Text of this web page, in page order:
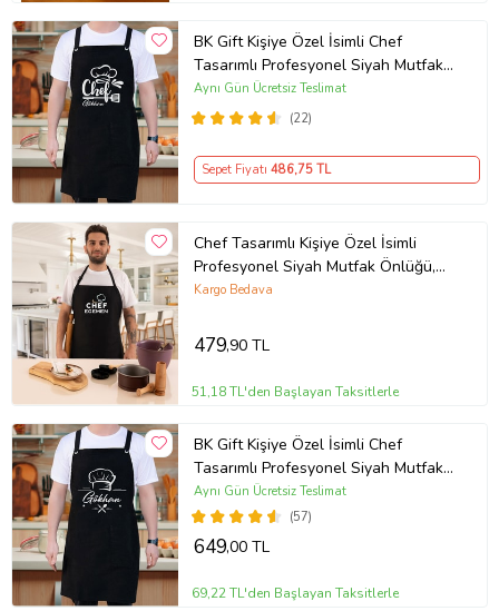
BK Gift Kişiye Özel İsimli Chef
Tasarımlı Profesyonel Siyah Mutfak
Önlüğü, Aşçı Önlüğü, Şef Önlüğü,
Arkadaşa Hediye-5
(22)
Aynı Gün Ücretsiz Teslimat
Sepet Fiyatı 486,75 TL
Chef Tasarımlı Kişiye Özel İsimli
Profesyonel Siyah Mutfak Önlüğü,
Aşçı
Kargo Bedava
479,90 TL
51,18 TL'den Başlayan Taksitlerle
BK Gift Kişiye Özel İsimli Chef
Tasarımlı Profesyonel Siyah Mutfak
Önlüğü, Aşçı Önlüğü, Şef Önlüğü,
Arkadaşa Hediye-4
(57)
Aynı Gün Ücretsiz Teslimat
649,00 TL
69,22 TL'den Başlayan Taksitlerle